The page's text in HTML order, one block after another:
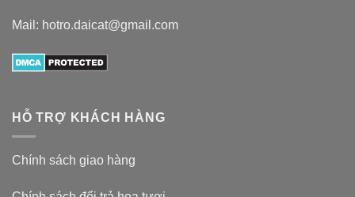
Mail: hotro.daicat@gmail.com
HỖ TRỢ KHÁCH HÀNG
Chính sách giao hàng